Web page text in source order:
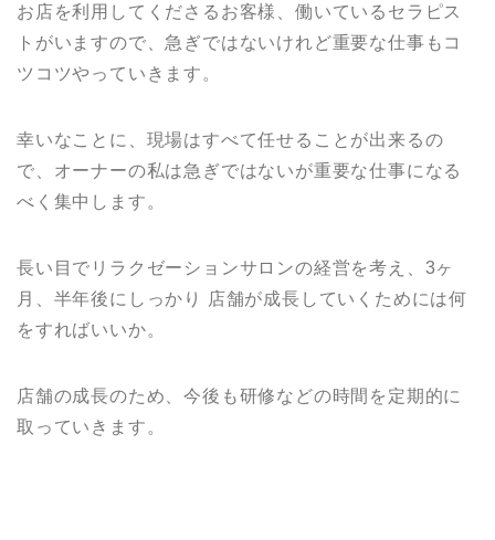
お店を利用してくださるお客様、働いているセラピス
トがいますので、急ぎではないけれど重要な仕事もコ
ツコツやっていきます。
幸いなことに、現場はすべて任せることが出来るの
で、オーナーの私は急ぎではないが重要な仕事になる
べく集中します。
長い目でリラクゼーションサロンの経営を考え、3ヶ
月、半年後にしっかり 店舗が成長していくためには何
をすればいいか。
店舗の成長のため、今後も研修などの時間を定期的に
取っていきます。